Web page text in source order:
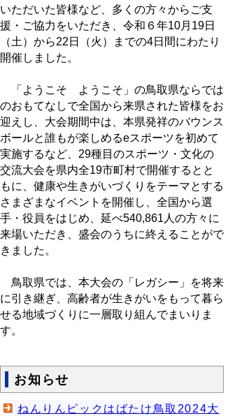
いただいた皆様など、多くの方々からご支
援・ご協力をいただき、令和６年10月19日
（土）から22日（火）までの4日間にわたり
開催しました。
「ようこそ ようこそ」の鳥取県ならでは
のおもてなしで全国から来県された皆様をお
迎えし、大会期間中は、本県発祥のバウンス
ボールと誰もが楽しめるeスポーツを初めて
実施するなど、29種目のスポーツ・文化の
交流大会を県内全19市町村で開催するとと
もに、健康や生きがいづくりをテーマとする
さまざまなイベントを開催し、全国から選
手・役員をはじめ、延べ540,861人の方々に
来場いただき、盛会のうちに終えることがで
きました。
鳥取県では、本大会の「レガシー」を将来
に引き継ぎ、高齢者が生きがいをもって暮ら
せる地域づくりに一層取り組んでまいりま
す。
お知らせ
ねんりんピックはばたけ鳥取2024大